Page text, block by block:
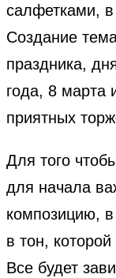
салфетками,
Создание
праздника,
года, 8 марта
приятных
Для того
для начала
композицию, в
в тон,
Все будет